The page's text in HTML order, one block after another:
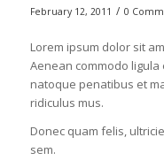
February 12, 2011 / 0
Lorem ipsum dolor sit
Aenean commodo ligula
natoque penatibus et
ridiculus mus.
Donec quam felis,
sem.